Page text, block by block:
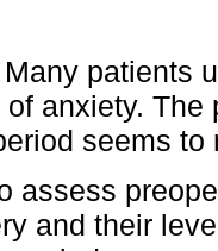
Many patients
anxiety.
seems
assess
and their